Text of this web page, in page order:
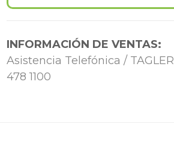
INFORMACIÓN DE VENTAS:
Asistencia Telefónica /
478 1100